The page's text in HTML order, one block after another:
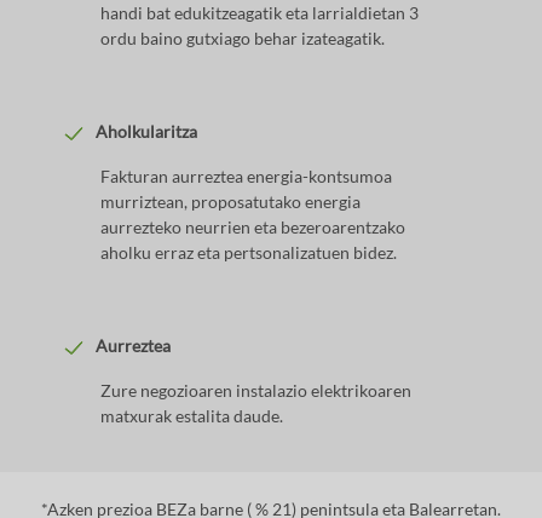
handi bat edukitzeagatik eta larrialdietan 3
ordu baino gutxiago behar izateagatik.
Aholkularitza
Fakturan aurreztea energia-kontsumoa
murriztean, proposatutako energia
aurrezteko neurrien eta bezeroarentzako
aholku erraz eta pertsonalizatuen bidez.
Aurreztea
Zure negozioaren instalazio elektrikoaren
matxurak estalita daude.
*Azken prezioa BEZa barne ( % 21) penintsula eta Balearretan.